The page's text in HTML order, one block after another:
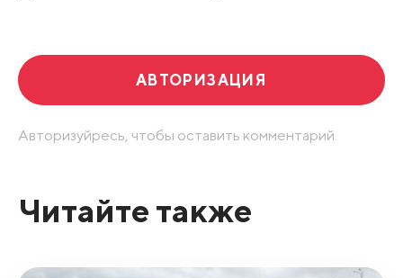
АВТОРИЗАЦИЯ
Авторизуйресь, чтобы оставить комментарий.
Читайте также